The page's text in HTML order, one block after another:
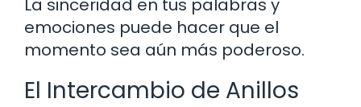
La sinceridad en tus palabras y
emociones puede hacer que el
momento sea aún más poderoso.
El Intercambio de Anillos